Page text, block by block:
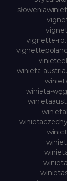
vignette-
winieta-
winieta-